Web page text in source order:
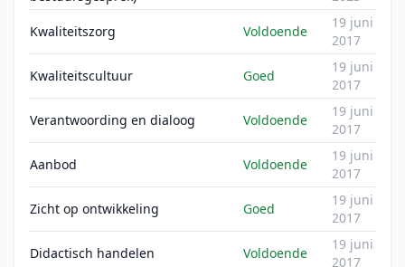
Kwaliteitszorg Voldoende
19 juni
2017
Kwaliteitscultuur Goed
19 juni
2017
Verantwoording en dialoog Voldoende
19 juni
2017
Aanbod Voldoende
19 juni
2017
Zicht op ontwikkeling Goed
19 juni
2017
Didactisch handelen Voldoende
19 juni
2017